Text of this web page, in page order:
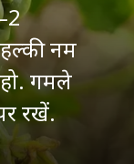
हल्की नम
गमले
रखें.